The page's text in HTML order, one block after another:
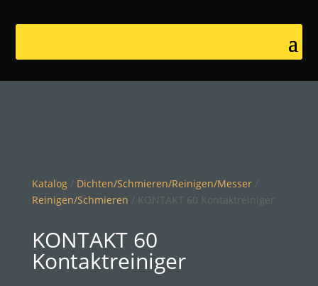
Katalog/ Dichten/Schmieren/Reinigen/Messer/
Reinigen/Schmieren / KONTAKT 60 Kontaktreiniger
KONTAKT 60
Kontaktreiniger